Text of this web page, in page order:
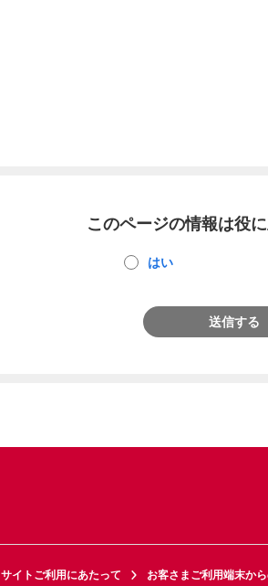
このページの情報は役
はい
送信する
サイトご利用にあたって お客さまご利用端末か